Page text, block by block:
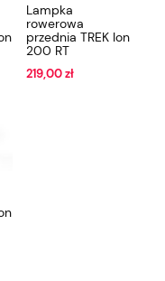
Lampka
rowerowa
przednia TREK Ion
200 RT
219,00 zł